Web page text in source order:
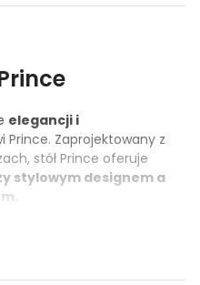
elegancji i
Prince. Zaprojektowany z
stół Prince oferuje
stylowym designem a
spożywania posiłków, to